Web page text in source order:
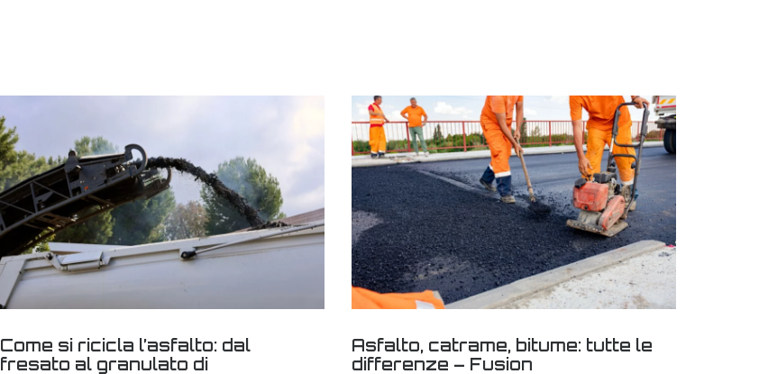
Come si ricicla l’asfalto: dal
fresato al granulato di
Asfalto, catrame, bitume: tutte le
differenze – Fusion